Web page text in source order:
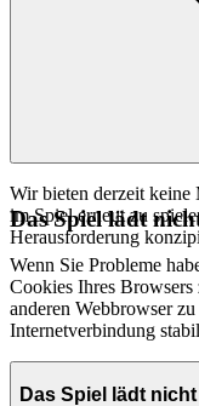
Wir bieten derzeit
im Spiel erneut zu
Herausforderung
Das Spiel lädt
Wenn Sie Probleme
Cookies Ihres Browsers
anderen Webbrowser
Internetverbindung
Das Spiel lädt